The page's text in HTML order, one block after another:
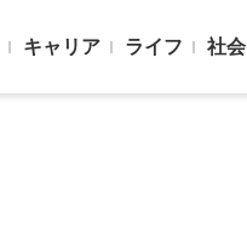
キャリア ライフ 社会